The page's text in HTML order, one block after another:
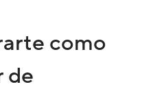
como
de